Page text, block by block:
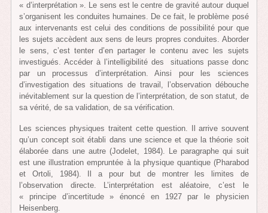
« d’interprétation ». Le sens est le centre de gravité autour duquel
s’organisent les conduites humaines. De ce fait, le problème posé
aux intervenants est celui des conditions de possibilité pour que
les sujets accèdent aux sens de leurs propres conduites. Aborder
le sens, c’est tenter d’en partager le contenu avec les sujets
investigués. Accéder à l’intelligibilité des situations passe donc
par un processus d’interprétation. Ainsi pour les sciences
d’investigation des situations de travail, l’observation débouche
inévitablement sur la question de l’interprétation, de son statut, de
sa vérité, de sa validation, de sa vérification.
Les sciences physiques traitent cette question. Il arrive souvent
qu’un concept soit établi dans une science et que la théorie soit
élaborée dans une autre (Jodelet, 1984). Le paragraphe qui suit
est une illustration empruntée à la physique quantique (Pharabod
et Ortoli, 1984). Il a pour but de montrer les limites de
l’observation directe. L’interprétation est aléatoire, c’est le
« principe d’incertitude » énoncé en 1927 par le physicien
Heisenberg.